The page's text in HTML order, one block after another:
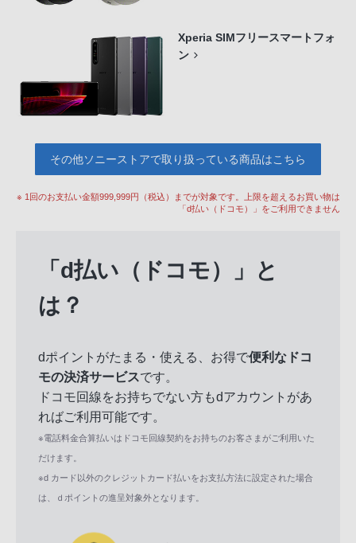
Xperia SIMフリースマートフォ
ン
その他ソニーストアで取り扱っている商品はこちら
※ 1回のお支払い金額999,999円（税込）までが対象です。上限を超えるお買い物は
「d払い（ドコモ）」をご利用できません
「d払い（ドコモ）」と
は？
dポイントがたまる・使える、お得で便利なドコ
モの決済サービスです。
ドコモ回線をお持ちでない方もdアカウントがあ
ればご利用可能です。
※電話料金合算払いはドコモ回線契約をお持ちのお客さまがご利用いた
だけます。
※d カード以外のクレジットカード払いをお支払方法に設定された場合
は、ｄポイントの進呈対象外となります。